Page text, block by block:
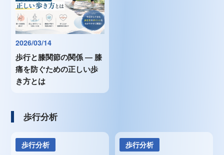
2026/03/14
歩行と膝関節の関係 ― 膝
痛を防ぐための正しい歩
き方とは
歩行分析
歩行分析 歩行分析